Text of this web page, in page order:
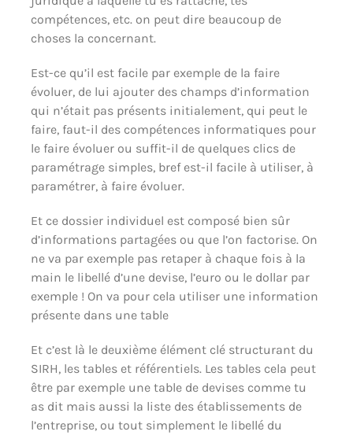
compétences, etc. on peut dire beaucoup de
choses la concernant.
Est-ce qu’il est facile par exemple de la faire
évoluer, de lui ajouter des champs d’information
qui n’était pas présents initialement, qui peut le
faire, faut-il des compétences informatiques pour
le faire évoluer ou suffit-il de quelques clics de
paramétrage simples, bref est-il facile à utiliser, à
paramétrer, à faire évoluer.
Et ce dossier individuel est composé bien sûr
d’informations partagées ou que l’on factorise. On
ne va par exemple pas retaper à chaque fois à la
main le libellé d’une devise, l’euro ou le dollar par
exemple ! On va pour cela utiliser une information
présente dans une table
Et c’est là le deuxième élément clé structurant du
SIRH, les tables et référentiels. Les tables cela peut
être par exemple une table de devises comme tu
as dit mais aussi la liste des établissements de
l’entreprise, ou tout simplement le libellé du